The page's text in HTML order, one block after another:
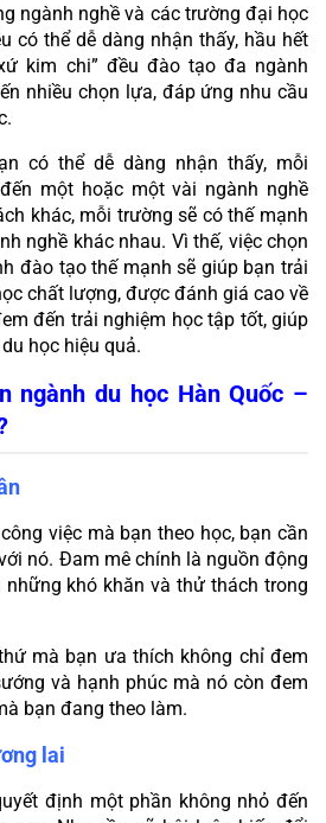
ngành nghề và các trường đại học
có thể dễ dàng nhận thấy, hầu hết
kim chi” đều đào tạo đa ngành
nhiều chọn lựa, đáp ứng nhu cầu
có thể dễ dàng nhận thấy, mỗi
một hoặc một vài ngành nghề
khác, mỗi trường sẽ có thế mạnh
nghề khác nhau. Vì thế, việc chọn
đào tạo thế mạnh sẽ giúp bạn trải
chất lượng, được đánh giá cao về
đến trải nghiệm học tập tốt, giúp
học hiệu quả.
ngành du học Hàn Quốc –
việc mà bạn theo học, bạn cần
nó. Đam mê chính là nguồn động
khó khăn và thử thách trong
mà bạn ưa thích không chỉ đem
và hạnh phúc mà nó còn đem
bạn đang theo làm.
lai
định một phần không nhỏ đến